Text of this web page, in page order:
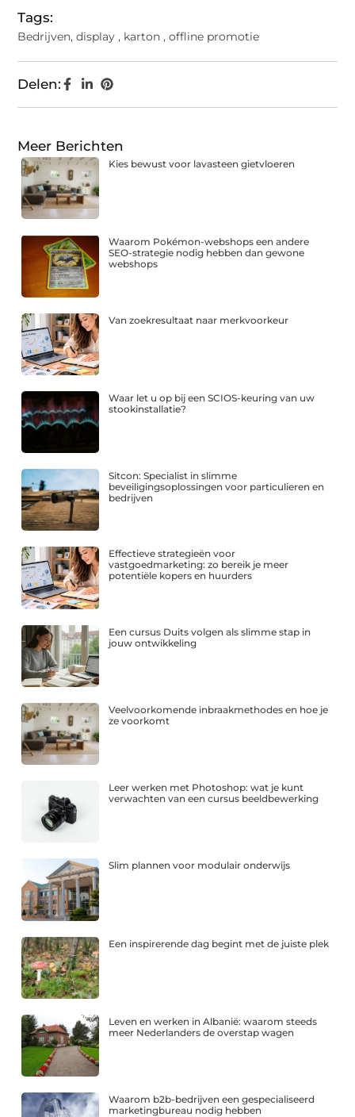
Tags:
Bedrijven,display , karton ,offline promotie
Delen:
Meer Berichten
Kies bewust voor lavasteen gietvloeren
Waarom Pokémon-webshops een andere
SEO-strategie nodig hebben dan gewone
webshops
Van zoekresultaat naar merkvoorkeur
Waar let u op bij een SCIOS-keuring van uw
stookinstallatie?
Sitcon: Specialist in slimme
beveiligingsoplossingen voor particulieren en
bedrijven
Effectieve strategieën voor
vastgoedmarketing: zo bereik je meer
potentiële kopers en huurders
Een cursus Duits volgen als slimme stap in
jouw ontwikkeling
Veelvoorkomende inbraakmethodes en hoe je
ze voorkomt
Leer werken met Photoshop: wat je kunt
verwachten van een cursus beeldbewerking
Slim plannen voor modulair onderwijs
Een inspirerende dag begint met de juiste plek
Leven en werken in Albanië: waarom steeds
meer Nederlanders de overstap wagen
Waarom b2b-bedrijven een gespecialiseerd
marketingbureau nodig hebben